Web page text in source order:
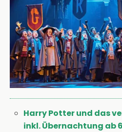
Harry Potter und das
inkl. Übernachtung ab